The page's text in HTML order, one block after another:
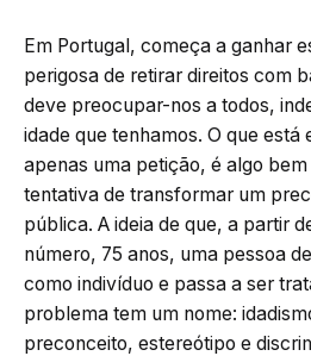
Em Portugal, começa a ganhar
perigosa de retirar direitos com
deve preocupar-nos a todos,
idade que tenhamos. O que está
apenas uma petição, é algo
tentativa de transformar um
pública. A ideia de que, a partir
número, 75 anos, uma pessoa
como indivíduo e passa a ser
problema tem um nome:
preconceito, estereótipo e